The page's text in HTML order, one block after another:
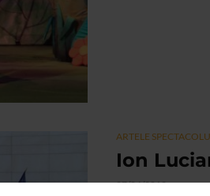
ARTELE
Ion
27/04/2012